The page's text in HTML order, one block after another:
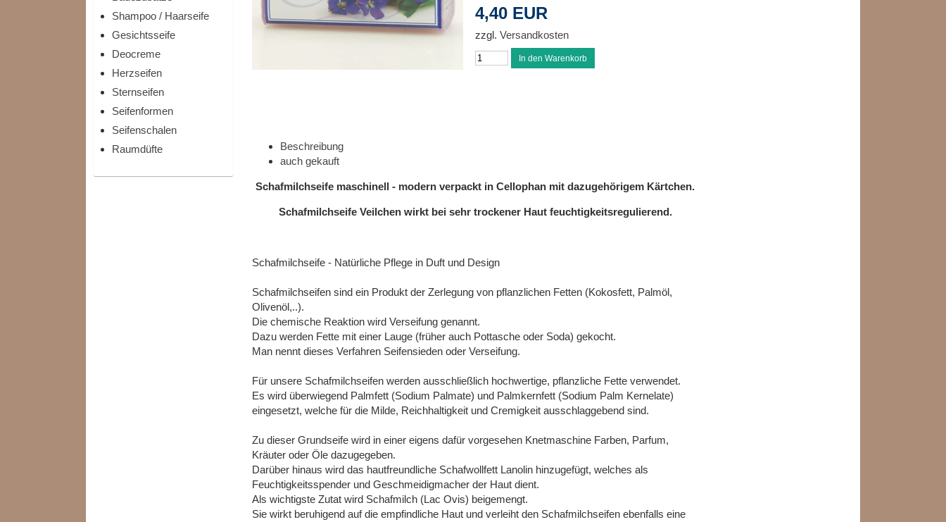
Shampoo / Haarseife
Gesichtsseife
Deocreme
Herzseifen
Sternseifen
Seifenformen
Seifenschalen
Raumdüfte
4,40 EUR
zzgl. Versandkosten
Beschreibung
auch gekauft
Schafmilchseife maschinell - modern verpackt in Cellophan mit dazugehörigem Kärtchen.
Schafmilchseife Veilchen wirkt bei sehr trockener Haut feuchtigkeitsregulierend.
Schafmilchseife - Natürliche Pflege in Duft und Design
Schafmilchseifen sind ein Produkt der Zerlegung von pflanzlichen Fetten (Kokosfett, Palmöl,
Olivenöl,..).
Die chemische Reaktion wird Verseifung genannt.
Dazu werden Fette mit einer Lauge (früher auch Pottasche oder Soda) gekocht.
Man nennt dieses Verfahren Seifensieden oder Verseifung.
Für unsere Schafmilchseifen werden ausschließlich hochwertige, pflanzliche Fette verwendet.
Es wird überwiegend Palmfett (Sodium Palmate) und Palmkernfett (Sodium Palm Kernelate)
eingesetzt, welche für die Milde, Reichhaltigkeit und Cremigkeit ausschlaggebend sind.
Zu dieser Grundseife wird in einer eigens dafür vorgesehen Knetmaschine Farben, Parfum,
Kräuter oder Öle dazugegeben.
Darüber hinaus wird das hautfreundliche Schafwollfett Lanolin hinzugefügt, welches als
Feuchtigkeitsspender und Geschmeidigmacher der Haut dient.
Als wichtigste Zutat wird Schafmilch (Lac Ovis) beigemengt.
Sie wirkt beruhigend auf die empfindliche Haut und verleiht den Schafmilchseifen ebenfalls eine